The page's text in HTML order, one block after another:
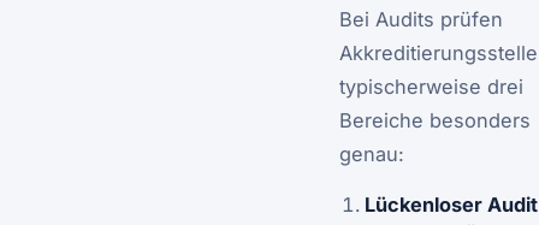
Bei Audits prüfen
typischerweise drei
Bereiche besonders
genau:
Lückenloser